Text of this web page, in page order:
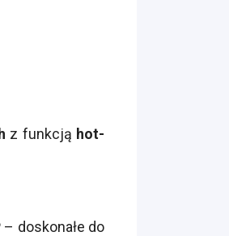
z funkcją hot-
– doskonałe do